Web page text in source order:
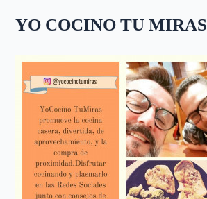
YO COCINO TU MIRAS